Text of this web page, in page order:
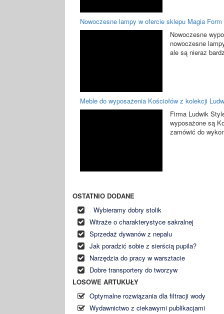
Nowoczesne lampy w ofercie sklepu Magia Form
Nowoczesne
nowoczesne
ale są nieraz
Meble do wyposażenia Kościołów z kolekcji
Firma Ludwik
wyposażone są
zamówić do
OSTATNIO DODANE
Wybieramy dobry stolik
Witraże o charakterystyce sakralnej
Sprzedaż dywanów z nepalu
Jak poradzić sobie z sierścią pupila?
Narzędzia do pracy w warsztacie
Dobre transportery do tworzyw
LOSOWE ARTUKUŁY
Optymalne rozwiązania dla filtracji wody
Wydawnictwo z ciekawymi publikacjami